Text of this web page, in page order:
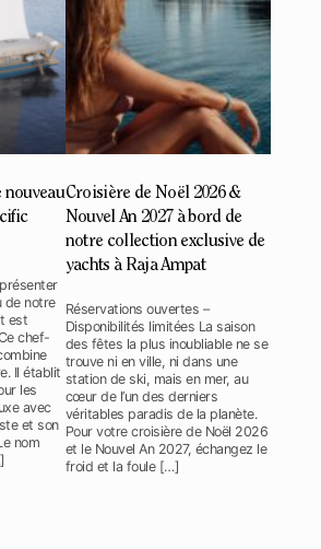
nouveau
de notre
est
chef-
Il établit
les
avec
et son
nom
Croisière de Noël 2026 &
Nouvel An 2027 à bord de
notre collection exclusive de
yachts à Raja Ampat
Réservations ouvertes –
Disponibilités limitées La saison
des fêtes la plus inoubliable ne se
trouve ni en ville, ni dans une
station de ski, mais en mer, au
cœur de l’un des derniers
véritables paradis de la planète.
Pour votre croisière de Noël 2026
et le Nouvel An 2027, échangez le
froid et la foule […]